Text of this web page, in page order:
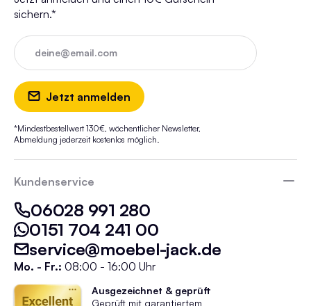
sichern.*
deine@email.com
Jetzt anmelden
*Mindestbestellwert 130€, wöchentlicher Newsletter,
Abmeldung jederzeit kostenlos möglich.
Kundenservice
06028 991 280
0151 704 241 00
service@moebel-jack.de
Mo. - Fr.: 08:00 - 16:00 Uhr
Ausgezeichnet & geprüft
Geprüft mit garantiertem